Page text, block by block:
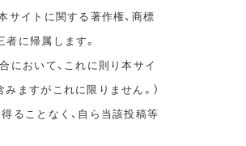
サイトに関する著作権、商標
に帰属します。
において、これに則り本サイ
ますがこれに限りません。）
ることなく、自ら当該投稿等